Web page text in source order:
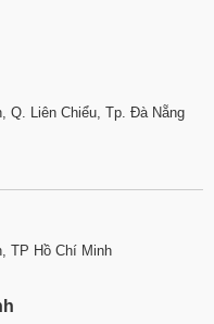
Q. Liên Chiểu, Tp. Đà Nẵng
TP Hồ Chí Minh